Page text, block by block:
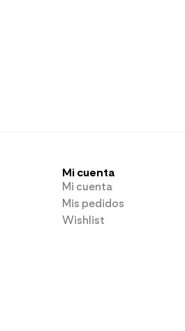
Mi cuenta
Mi cuenta
Mis pedidos
Wishlist